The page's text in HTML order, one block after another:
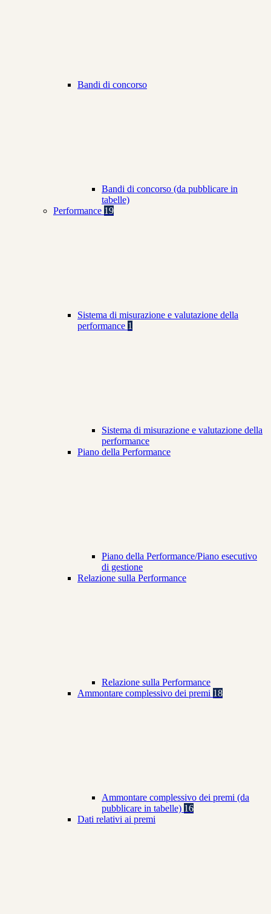
Bandi di concorso
Bandi di concorso (da pubblicare in
tabelle)
Performance 19
Sistema di misurazione e valutazione della
performance 1
Sistema di misurazione e valutazione della
performance
Piano della Performance
Piano della Performance/Piano esecutivo
di gestione
Relazione sulla Performance
Relazione sulla Performance
Ammontare complessivo dei premi 18
Ammontare complessivo dei premi (da
pubblicare in tabelle) 16
Dati relativi ai premi